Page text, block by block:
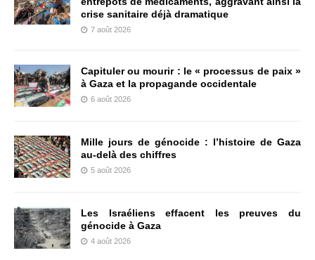
crise sanitaire déjà dramatique
7 août 2026
Capituler ou mourir : le « processus de paix »
à Gaza et la propagande occidentale
6 août 2026
Mille jours de génocide : l’histoire de Gaza
au-delà des chiffres
5 août 2026
Les Israéliens effacent les preuves du
génocide à Gaza
4 août 2026